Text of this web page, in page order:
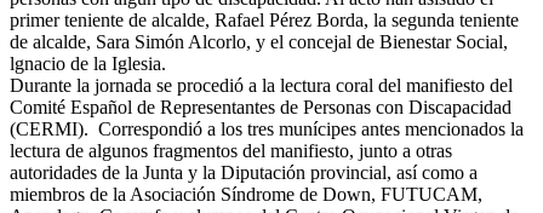
primer teniente de alcalde, Rafael Pérez Borda, la segunda teniente
de alcalde, Sara Simón Alcorlo, y el concejal de Bienestar Social,
lgnacio de la Iglesia.
Durante la jornada se procedió a la lectura coral del manifiesto del
Comité Español de Representantes de Personas con Discapacidad
(CERMI). Correspondió a los tres munícipes antes mencionados la
lectura de algunos fragmentos del manifiesto, junto a otras
autoridades de la Junta y la Diputación provincial, así como a
miembros de la Asociación Síndrome de Down, FUTUCAM,